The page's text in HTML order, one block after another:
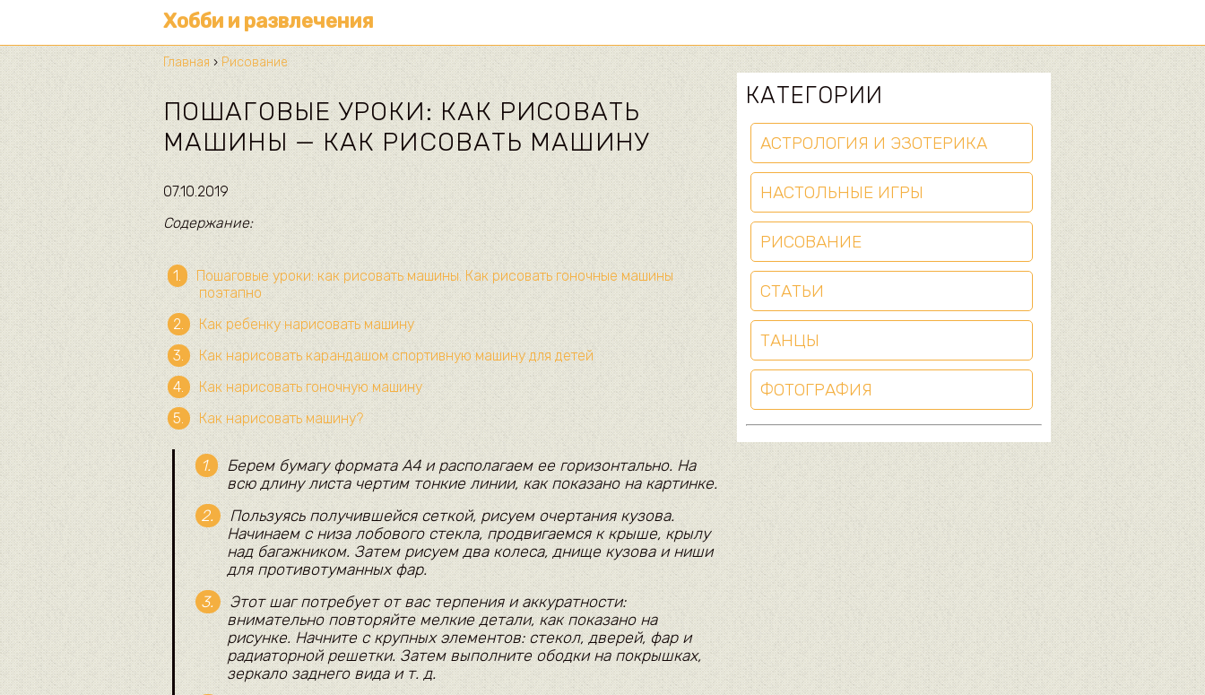
Хобби и развлечения
Главная › Рисование
ПОШАГОВЫЕ УРОКИ: КАК РИСОВАТЬ
МАШИНЫ — КАК РИСОВАТЬ МАШИНУ
07.10.2019
Содержание:
Пошаговые уроки: как рисовать машины. Как рисовать гоночные машины
поэтапно
Как ребенку нарисовать машину
Как нарисовать карандашом спортивную машину для детей
Как нарисовать гоночную машину
Как нарисовать машину?
Берем бумагу формата А4 и располагаем ее горизонтально. На
всю длину листа чертим тонкие линии, как показано на картинке.
Пользуясь получившейся сеткой, рисуем очертания кузова.
Начинаем с низа лобового стекла, продвигаемся к крыше, крылу
над багажником. Затем рисуем два колеса, днище кузова и ниши
для противотуманных фар.
Этот шаг потребует от вас терпения и аккуратности:
внимательно повторяйте мелкие детали, как показано на
рисунке. Начните с крупных элементов: стекол, дверей, фар и
радиаторной решетки. Затем выполните ободки на покрышках,
зеркало заднего вида и т. д.
КАТЕГОРИИ
АСТРОЛОГИЯ И ЭЗОТЕРИКА
НАСТОЛЬНЫЕ ИГРЫ
РИСОВАНИЕ
СТАТЬИ
ТАНЦЫ
ФОТОГРАФИЯ